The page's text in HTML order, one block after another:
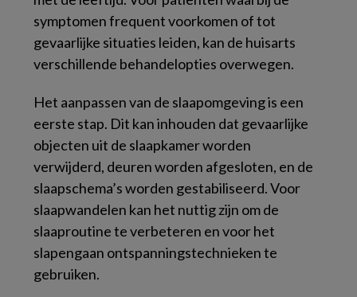
symptomen frequent voorkomen of tot
gevaarlijke situaties leiden, kan de huisarts
verschillende behandelopties overwegen.
Het aanpassen van de slaapomgeving is een
eerste stap. Dit kan inhouden dat gevaarlijke
objecten uit de slaapkamer worden
verwijderd, deuren worden afgesloten, en de
slaapschema’s worden gestabiliseerd. Voor
slaapwandelen kan het nuttig zijn om de
slaaproutine te verbeteren en voor het
slapengaan ontspanningstechnieken te
gebruiken.